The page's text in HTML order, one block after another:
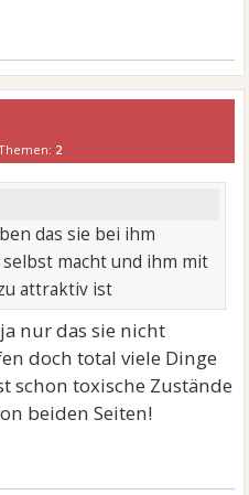
2
das sie bei ihm
macht und ihm mit
attraktiv ist
nur das sie nicht
doch total viele Dinge
schon toxische Zustände
beiden Seiten!